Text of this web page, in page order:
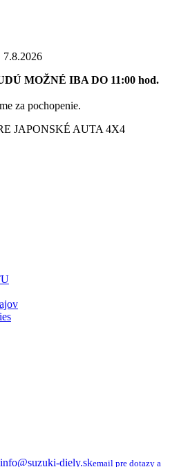
7.8.2026
MOŽNÉ IBA DO 11:00 hod.
za pochopenie.
JAPONSKÉ AUTA 4X4
info@suzuki-diely.skemail pre dotazy a